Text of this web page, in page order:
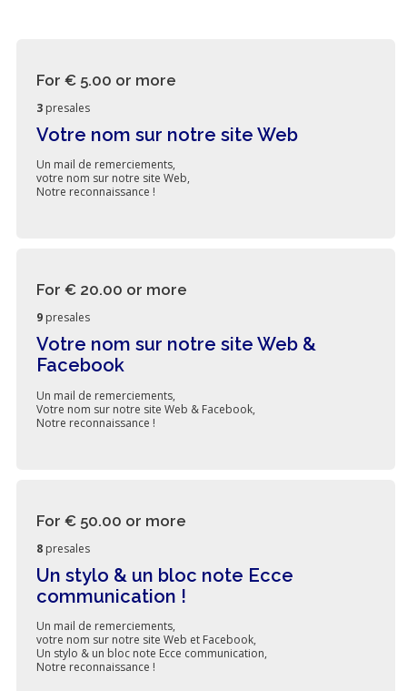
For € 5.00 or more
3 presales
Votre nom sur notre site Web
Un mail de remerciements,
votre nom sur notre site Web,
Notre reconnaissance !
For € 20.00 or more
9 presales
Votre nom sur notre site Web &
Facebook
Un mail de remerciements,
Votre nom sur notre site Web & Facebook,
Notre reconnaissance !
For € 50.00 or more
8 presales
Un stylo & un bloc note Ecce
communication !
Un mail de remerciements,
votre nom sur notre site Web et Facebook,
Un stylo & un bloc note Ecce communication,
Notre reconnaissance !